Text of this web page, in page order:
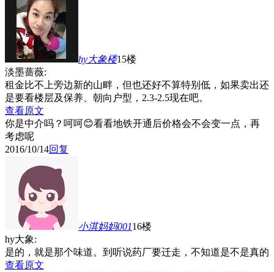
hy大象楼15楼
淡墨蔷薇:
租金比不上旁边新的山畔，但也还好不算特别低，如果卖出还
是要看楼层及保养、朝向户型，2.3-2.5现在吧。
查看原文
你是中介吗？呵呵😊看看地铁开通后价格会不会变一点，再
考虑呢
2016/10/14回复
小淇妈妈00116楼
hy大象:
是的，就是那个味道。到听说药厂要迁走，不知道是不是真的
查看原文